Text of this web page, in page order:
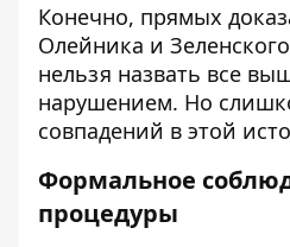
Конечно, прямых
Олейника и
нельзя назвать все
нарушением. Но
совпадений в этой
Формальное
процедуры